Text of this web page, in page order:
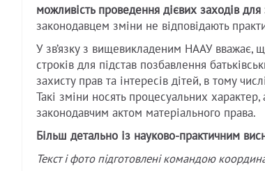
можливість проведення дієвих заходів
законодавцем зміни не відповідають
У зв’язку з вищевикладеним НААУ вважає,
строків для підстав позбавлення
захисту прав та інтересів дітей, в тому
Такі зміни носять процесуальних
законодавчим актом матеріального права.
Більш детально із науково-практичним
Текст і фото підготовлені командою